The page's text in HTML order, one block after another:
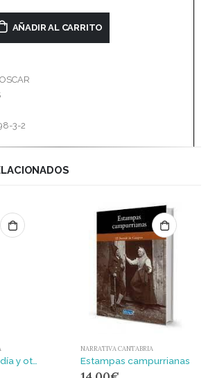
AÑADIR AL CARRITO
3-2
NARRATIVA CANTABRIA
Estampas campurrianas